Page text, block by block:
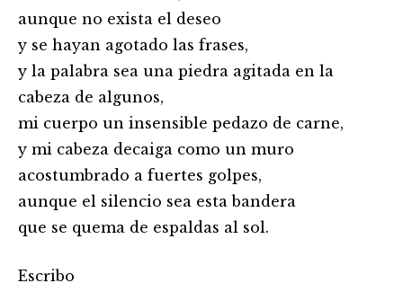
aunque no exista el deseo
y se hayan agotado las frases,
y la palabra sea una piedra agitada en la
cabeza de algunos,
mi cuerpo un insensible pedazo de carne,
y mi cabeza decaiga como un muro
acostumbrado a fuertes golpes,
aunque el silencio sea esta bandera
que se quema de espaldas al sol.
Escribo